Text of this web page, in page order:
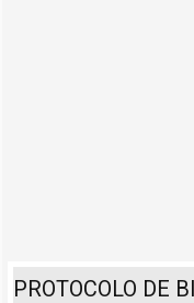
PROTOCOLO DE